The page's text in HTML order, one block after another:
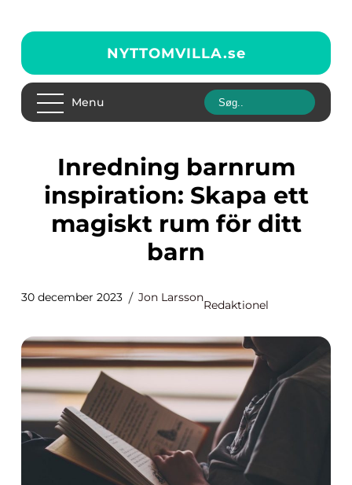
NYTTOMVILLA.se
Menu
Inredning barnrum
inspiration: Skapa ett
magiskt rum för ditt
barn
30 december 2023 Jon Larsson
Redaktionel